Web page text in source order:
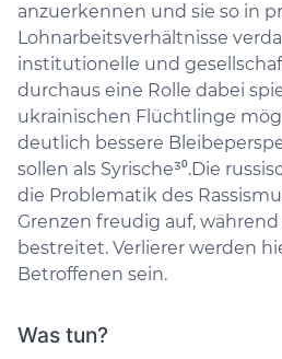
anzuerkennen und sie so in
Lohnarbeitsverhältnisse
institutionelle und
durchaus eine Rolle dabei
ukrainischen Flüchtlinge
deutlich bessere
sollen als Syrische³⁰.Die
die Problematik des
Grenzen freudig auf,
bestreitet. Verlierer werden
Betroffenen sein.
Was tun?